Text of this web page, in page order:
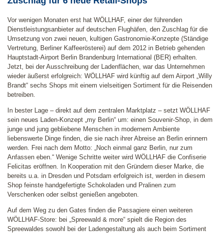
Vor wenigen Monaten erst hat WÖLLHAF, einer der führenden
Dienstleistungsanbieter auf deutschen Flughäfen, den Zuschlag für die
Umsetzung von zwei neuen, kultigen Gastronomie-Konzepte (Ständige
Vertretung, Berliner Kaffeerösterei) auf dem 2012 in Betrieb gehenden
Hauptstadt-Airport Berlin Brandenburg International (BER) erhalten.
Jetzt, bei der Ausschreibung der Ladenflächen, war das Unternehmen
wieder äußerst erfolgreich: WÖLLHAF wird künftig auf dem Airport „Willy
Brandt“ sechs Shops mit einem vielseitigen Sortiment für die Reisenden
betreiben.
In bester Lage – direkt auf dem zentralen Marktplatz – setzt WÖLLHAF
sein neues Laden-Konzept „my Berlin“ um: einen Souvenir-Shop, in dem
junge und jung gebliebene Menschen in modernem Ambiente
liebenswerte Dinge finden, die sie nach ihrer Abreise an Berlin erinnern
werden. Frei nach dem Motto: „Noch einmal ganz Berlin, nur zum
Anfassen eben.“ Wenige Schritte weiter wird WÖLLHAF die Confiserie
Felicitas eröffnen. In Kooperation mit den Gründern dieser Marke, die
bereits u.a. in Dresden und Potsdam erfolgreich ist, werden in diesem
Shop feinste handgefertigte Schokoladen und Pralinen zum
Verschenken oder selbst genießen angeboten.
Auf dem Weg zu den Gates finden die Passagiere einen weiteren
WÖLLHAF-Store: bei „Spreewald & more“ spielt die Region des
Spreewaldes sowohl bei der Ladengestaltung als auch beim Sortiment